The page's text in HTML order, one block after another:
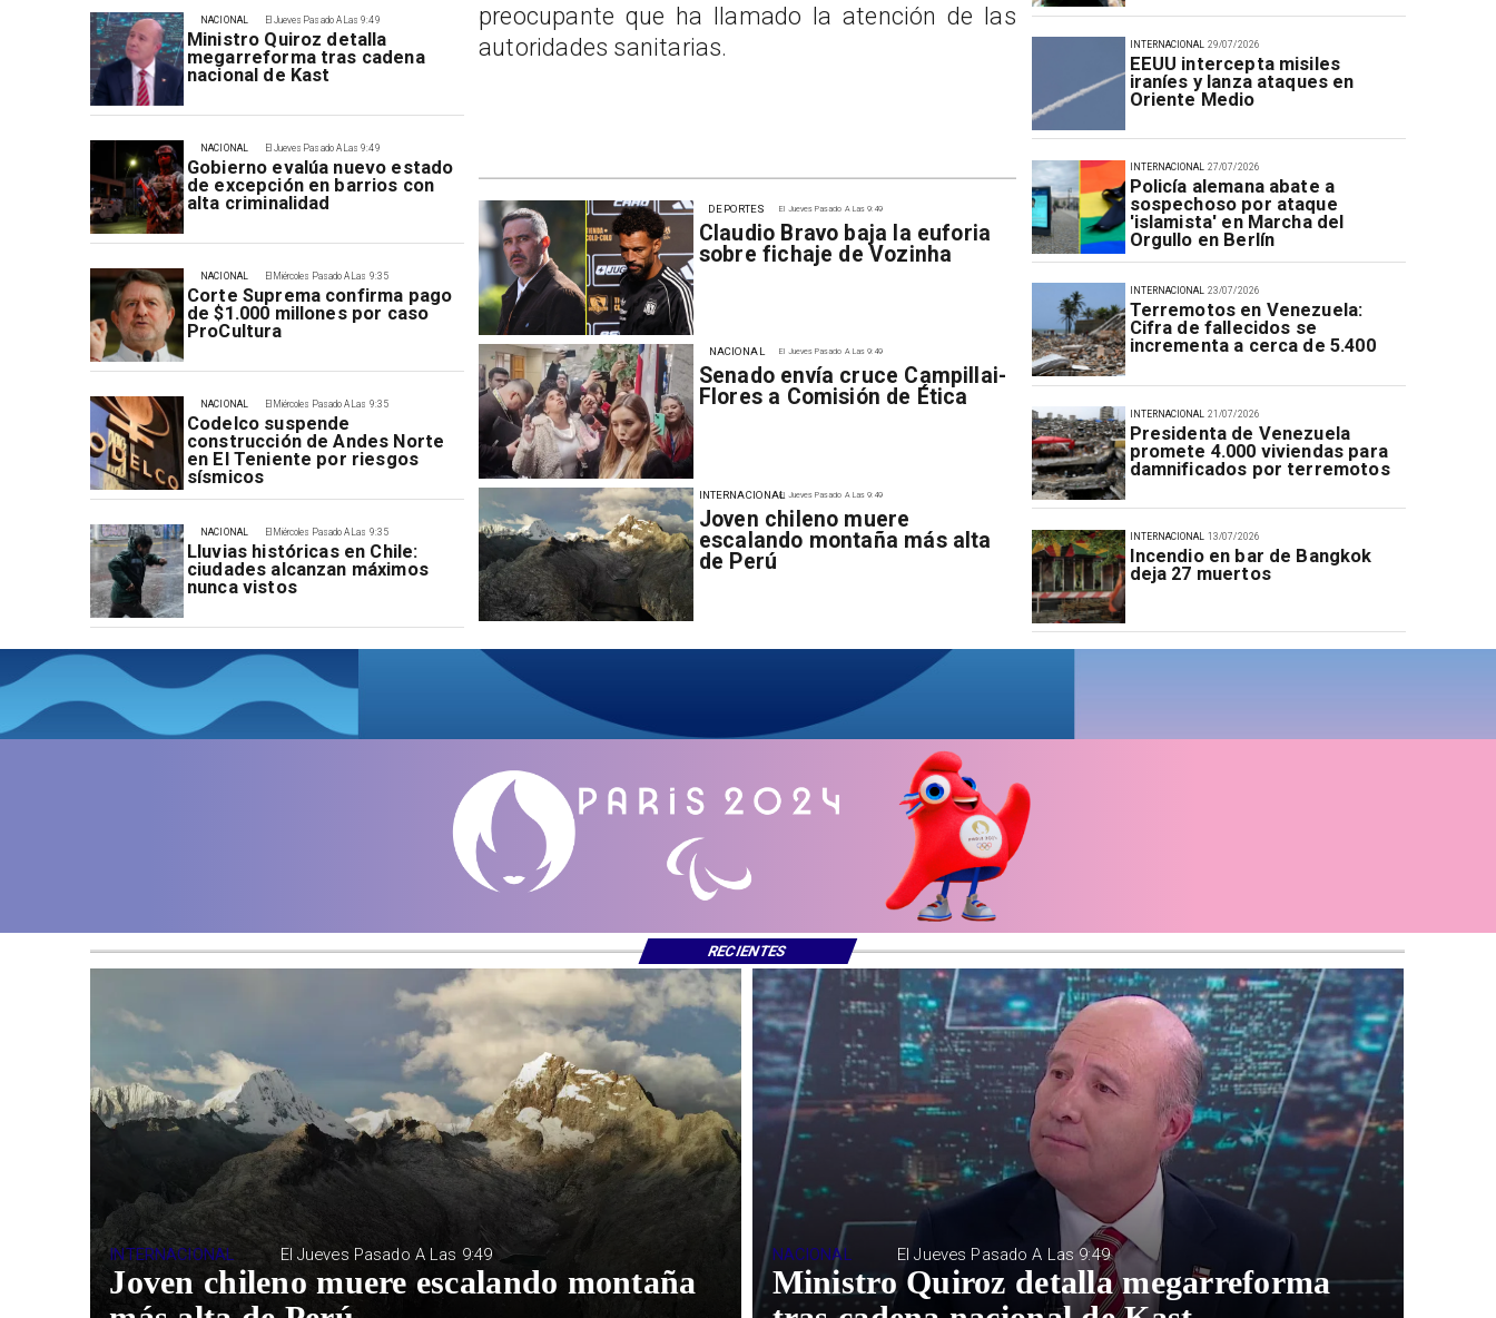
29/07/2026
EEUU intercepta misiles
iraníes y lanza ataques en
Oriente Medio
INTERNACIONAL
27/07/2026
Policía alemana abate a
sospechoso por ataque
'islamista' en Marcha del
Orgullo en Berlín
INTERNACIONAL
23/07/2026
Terremotos en Venezuela:
Cifra de fallecidos se
incrementa a cerca de 5.400
INTERNACIONAL
21/07/2026
Presidenta de Venezuela
promete 4.000 viviendas para
damnificados por terremotos
INTERNACIONAL
13/07/2026
Incendio en bar de Bangkok
deja 27 muertos
INTERNACIONAL
El Jueves Pasado A Las 9:49
Ministro Quiroz detalla
megarreforma tras cadena
nacional de Kast
NACIONAL
El Jueves Pasado A Las 9:49
Gobierno evalúa nuevo estado
de excepción en barrios con
alta criminalidad
NACIONAL
El Miércoles Pasado A Las 9:35
Corte Suprema confirma pago
de $1.000 millones por caso
ProCultura
NACIONAL
El Miércoles Pasado A Las 9:35
Codelco suspende
construcción de Andes Norte
en El Teniente por riesgos
sísmicos
NACIONAL
El Miércoles Pasado A Las 9:35
Lluvias históricas en Chile:
ciudades alcanzan máximos
nunca vistos
NACIONAL
El Jueves Pasado A Las 9:49
Claudio Bravo baja la euforia
sobre fichaje de Vozinha
DEPORTES
El Jueves Pasado A Las 9:49
Senado envía cruce Campillai-
Flores a Comisión de Ética
NACIONAL
El Jueves Pasado A Las 9:49
Joven chileno muere
escalando montaña más alta
de Perú
INTERNACIONAL
preocupante que ha llamado la atención de las
autoridades sanitarias.
Joven chileno muere escalando montaña
INTERNACIONAL El Jueves Pasado A Las 9:49
Ministro Quiroz detalla megarreforma
NACIONAL El Jueves Pasado A Las 9:49
RECIENTES